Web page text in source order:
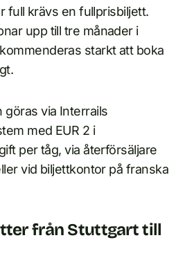
full krävs en fullprisbiljett.
upp till tre månader i
starkt att boka
göras via Interrails
med EUR 2 i
per tåg, via återförsäljare
vid biljettkontor på franska
från Stuttgart till